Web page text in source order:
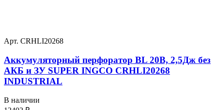
Арт. CRHLI20268
Аккумуляторный перфоратор BL 20В, 2,5Дж без
АКБ и ЗУ SUPER INGCO CRHLI20268
INDUSTRIAL
В наличии